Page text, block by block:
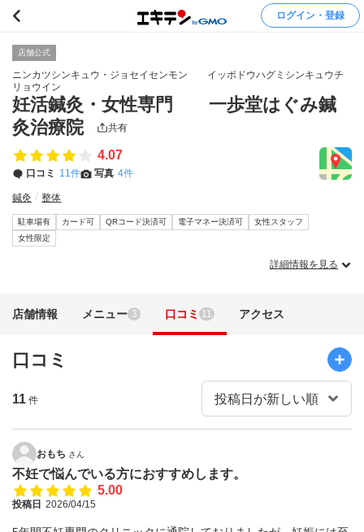
ログイン・登録
店舗公式
ニンカツシンキュウ・ジョセイセンモン イッポドウハグミシンキュウチ
リョウイン
妊活鍼灸・女性専門 一歩堂はぐみ鍼
灸治療院
共有
4.07
口コミ 11件 写真 4件
鍼灸 整体
駐車場有 カード可 QRコード決済可 電子マネー決済可
女性スタッフ
女性限定
詳細情報を見る
店舗情報 メニュー 3 口コミ 11 アクセス
口コミ
11 件
おもち さん
不妊で悩んでいる方におすすめします。
5.00
投稿日 2026/04/15